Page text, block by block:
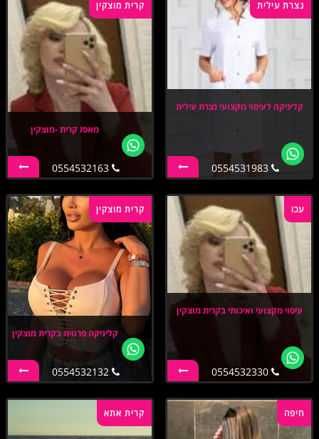
נצרת עילית
קליניקה לעיסוי מקצועי נצרת עילית
קרית מוצקין
מאסז קרית -מוצקין
0554532163
עכו
עיסוי מקצועי ואיכותי בקרית מוצקין
0554532330
קרית מוצקין
קליניקה פרטית בקרית מוצקין
0554532132
חיפה קרית אתא